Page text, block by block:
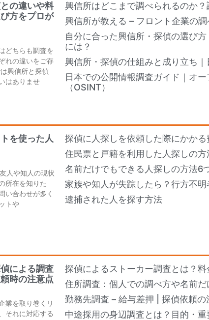
の違いや料
方をプロが
どちらも調査を
れの違いをご存
興信所と探偵
はありませ
興信所はどこまで調べられるのか
興信所が教える – フロント企業の
自分に合った興信所・探偵の選び
には？
興信所・探偵の仕組みと成り立ち
日本での公開情報調査ガイド｜オ
（OSINT）
を使った人
人や知人の現状
所在を知りた
い合わせが多く
トや
探偵に人探しを依頼した際にかか
住民票と戸籍を利用した人探しの方
名前だけでもできる人探しの方法6
家族や知人が失踪したら？行方不
逮捕された人を探す方法
による調査
時の注意点
業を取り巻くリ
それに対応する
探偵によるストーカー調査とは？
住所調査：個人での調べ方や名前
勤務先調査 – 給与差押 | 探偵依頼の
中途採用の身辺調査とは？目的・